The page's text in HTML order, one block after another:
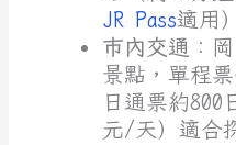
JR Pass適用
市內交通 ：
景點，單程
日通票約800
元/天）適合